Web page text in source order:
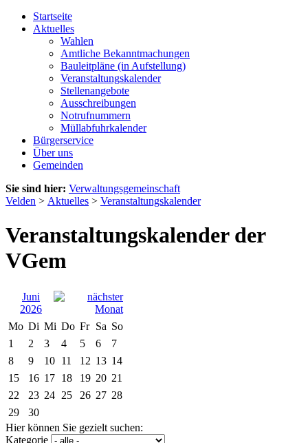
Startseite
Aktuelles
Wahlen
Amtliche Bekanntmachungen
Bauleitpläne (in Aufstellung)
Veranstaltungskalender
Stellenangebote
Ausschreibungen
Notrufnummern
Müllabfuhrkalender
Bürgerservice
Über uns
Gemeinden
Sie sind hier: Verwaltungsgemeinschaft
Velden > Aktuelles > Veranstaltungskalender
Veranstaltungskalender der
VGem
Juni
2026
Mo Di Mi Do Fr Sa So
1
2 3 4 5 6
7
8
9 10 11 12 13 14
15
16 17 18 19 20 21
22
23 24 25 26 27 28
29
30
Hier können Sie gezielt suchen:
Kategorie